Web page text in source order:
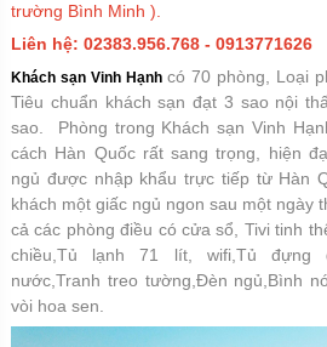
trường Bình Minh ).
Liên hệ: 02383.956.768 - 0913771626
Khách sạn Vinh Hạnhcó 70 phòng, Loại
Tiêu chuẩn khách sạn đạt 3 sao nội
sao. Phòng trong Khách sạn Vinh
cách Hàn Quốc rất sang trọng, hiện
ngủ được nhập khẩu trực tiếp từ Hàn
khách một giấc ngủ ngon sau một ngày
cả các phòng điều có cửa sổ, Tivi tinh
chiều,Tủ lạnh 71 lít, wifi,Tủ đựng
nước,Tranh treo tường,Đèn ngủ,Bình
vòi hoa sen.